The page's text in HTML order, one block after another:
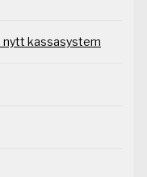
nytt kassasystem